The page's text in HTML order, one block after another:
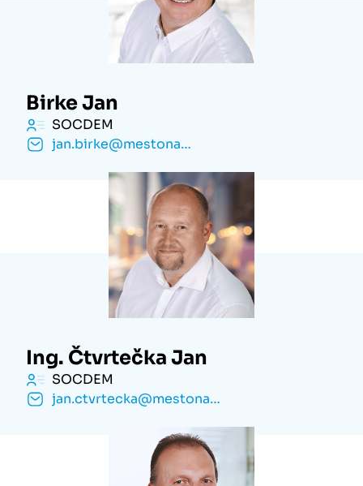
Birke Jan
SOCDEM
jan.birke@mestonachod.cz
Ing. Čtvrtečka Jan
SOCDEM
jan.ctvrtecka@mestonachod.cz